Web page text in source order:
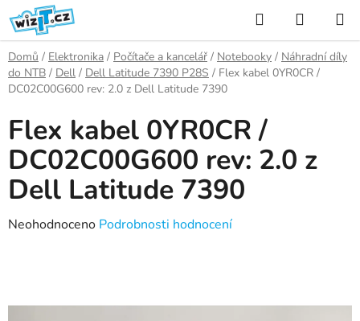
Přejít
na
obsah
Hledat
KOŠÍK
Domů / Elektronika / Počítače a kancelář / Notebooky / Náhradní díly
do NTB / Dell / Dell Latitude 7390 P28S / Flex kabel 0YR0CR /
DC02C00G600 rev: 2.0 z Dell Latitude 7390
Flex kabel 0YR0CR /
DC02C00G600 rev: 2.0 z
Dell Latitude 7390
Průměrné
0,0
Neohodnoceno Podrobnosti hodnocení